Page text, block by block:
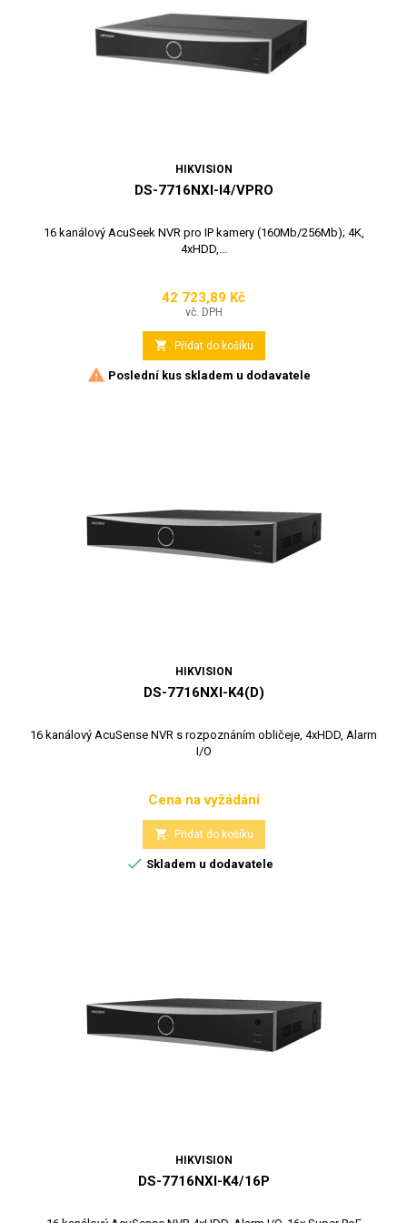
HIKVISION
DS-7716NXI-I4/VPRO
16 kanálový AcuSeek NVR pro IP kamery (160Mb/256Mb); 4K,
4xHDD,...
Cena
42 723,89 Kč
vč. DPH
 Přidat do košíku
 Poslední kus skladem u dodavatele
HIKVISION
DS-7716NXI-K4(D)
16 kanálový AcuSense NVR s rozpoznáním obličeje, 4xHDD, Alarm
I/O
Cena
Cena na vyžádání
 Přidat do košíku
 Skladem u dodavatele
HIKVISION
DS-7716NXI-K4/16P